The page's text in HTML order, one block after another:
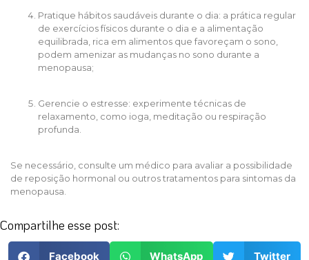
Pratique hábitos saudáveis durante o dia: a prática regular
de exercícios físicos durante o dia e a alimentação
equilibrada, rica em alimentos que favoreçam o sono,
podem amenizar as mudanças no sono durante a
menopausa;
Gerencie o estresse: experimente técnicas de
relaxamento, como ioga, meditação ou respiração
profunda.
Se necessário, consulte um médico para avaliar a possibilidade
de reposição hormonal ou outros tratamentos para sintomas da
menopausa.
Compartilhe esse post:
Facebook WhatsApp Twitter